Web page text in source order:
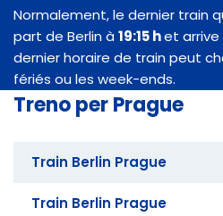
Normalement, le dernier train
part de Berlin à19:15 het arrive
dernier horaire de train peut
fériés ou les week-ends.
Treno per Prague
Train Berlin Prague
Train Berlin Prague